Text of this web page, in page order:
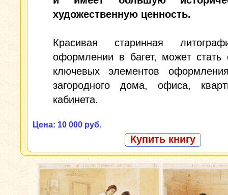
художественную ценность.
Красивая старинная
оформлении в багет, может стать
ключевых элементов
загородного дома, офиса,
кабинета.
Цена: 10 000 руб.
Купить книгу